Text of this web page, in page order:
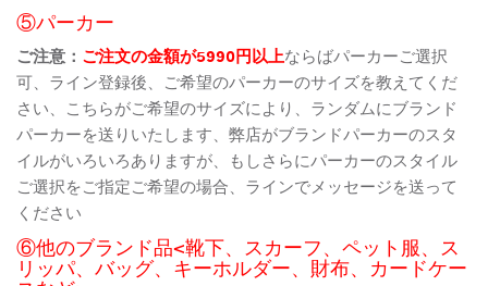
⑤パーカー
ご注意： ご注文の金額が5990円以上ならばパーカーご選択
可、ライン登録後、ご希望のパーカーのサイズを教えてくだ
さい、こちらがご希望のサイズにより、ランダムにブランド
パーカーを送りいたします、弊店がブランドパーカーのスタ
イルがいろいろありますが、もしさらにパーカーのスタイル
ご選択をご指定ご希望の場合、ラインでメッセージを送って
ください
⑥他のブランド品<靴下、スカーフ、ペット服、ス
リッパ、バッグ、キーホルダー、財布、カードケー